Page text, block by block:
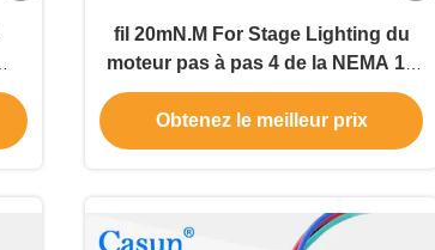
fil 20mN.M For Stage Lighting du
moteur pas à pas 4 de la NEMA 16
de 14V 0.4A
Obtenez le meilleur prix